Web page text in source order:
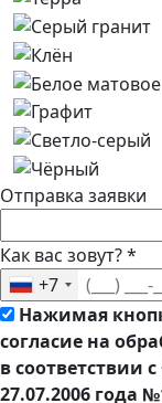
Отправка заявки
Как вас зовут?*
+7
Нажимая
согласие на
в соответствии
27.07.2006 года